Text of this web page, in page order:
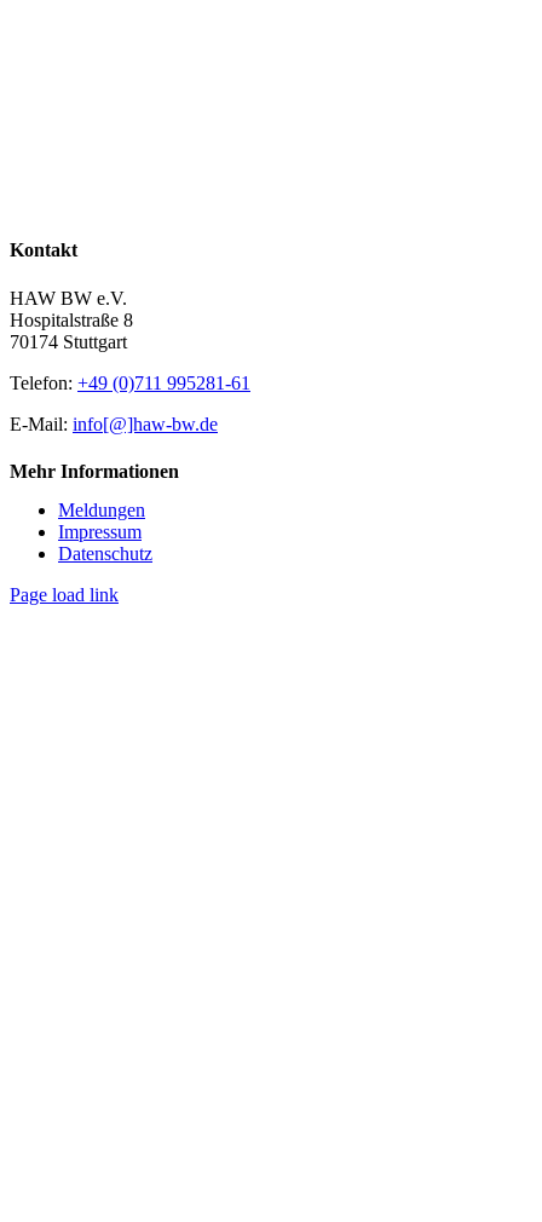
Kontakt
HAW BW e.V.
Hospitalstraße 8
70174 Stuttgart
Telefon: +49 (0)711 995281-61
E-Mail: info[@]haw-bw.de
Mehr Informationen
Meldungen
Impressum
Datenschutz
Page load link